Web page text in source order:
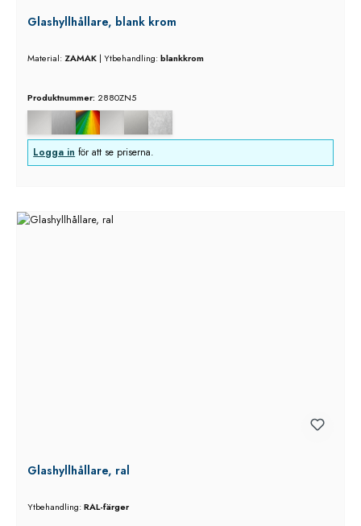
Glashyllhållare, blank krom
Material:ZAMAK | Ytbehandling:blankkrom
Produktnummer: 2880ZN5
Logga in för att se priserna.
Glashyllhållare, ral
Ytbehandling:RAL-färger